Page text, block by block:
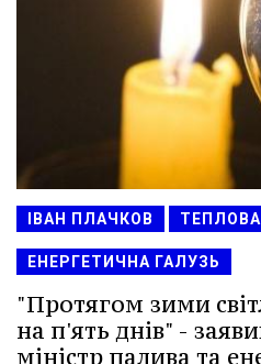
ІВАН ПЛАЧКОВ ТЕПЛОВА
ЕНЕРГЕТИЧНА ГАЛУЗЬ
"Протягом зими
на п'ять днів" -
міністр палива та